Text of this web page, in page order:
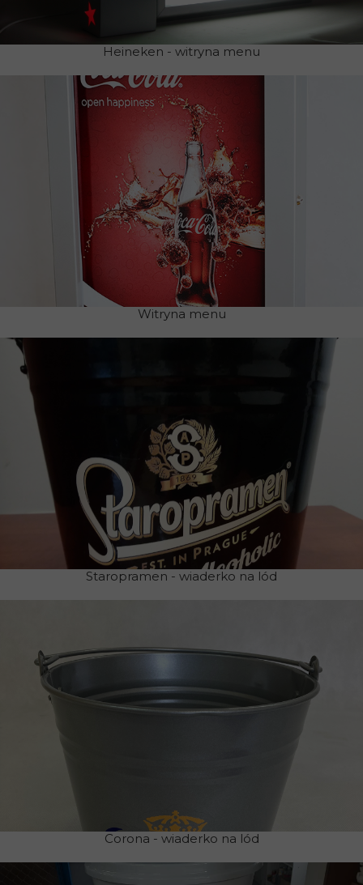
Heineken - witryna menu
Witryna menu
Staropramen - wiaderko na lód
Corona - wiaderko na lód